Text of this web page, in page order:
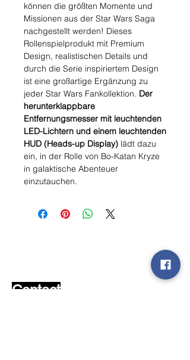
können die größten Momente und
Missionen aus der Star Wars Saga
nachgestellt werden! Dieses
Rollenspielprodukt mit Premium
Design, realistischen Details und
durch die Serie inspiriertem Design
ist eine großartige Ergänzung zu
jeder Star Wars Fankollektion. Der
herunterklappbare
Entfernungsmesser mit leuchtenden
LED-Lichtern und einem leuchtenden
HUD (Heads-up Display) lädt dazu
ein, in der Rolle von Bo-Katan Kryze
in galaktische Abenteuer
einzutauchen.
Mail ons en wij zoeken het !
Contact